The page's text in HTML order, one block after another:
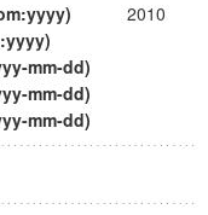
2010
mm-dd)
mm-dd)
mm-dd)